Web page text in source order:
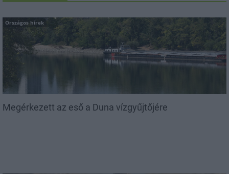
Országos hírek
Megérkezett az eső a Duna vízgyűjtőjére